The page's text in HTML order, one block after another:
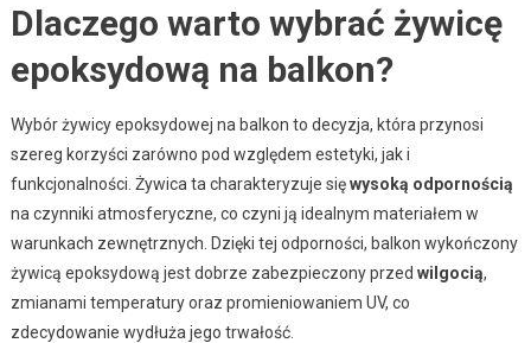
Dlaczego warto wybrać żywicę
epoksydową na balkon?
Wybór żywicy epoksydowej na balkon to decyzja, która przynosi
szereg korzyści zarówno pod względem estetyki, jak i
funkcjonalności. Żywica ta charakteryzuje sięwysoką odpornością
na czynniki atmosferyczne, co czyni ją idealnym materiałem w
warunkach zewnętrznych. Dzięki tej odporności, balkon wykończony
żywicą epoksydową jest dobrze zabezpieczony przed wilgocią,
zmianami temperatury oraz promieniowaniem UV, co
zdecydowanie wydłuża jego trwałość.